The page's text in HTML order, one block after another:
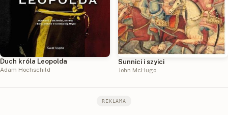
Duch króla Leopolda
Adam Hochschild
Sunnici i szyici
John McHugo
REKLAMA